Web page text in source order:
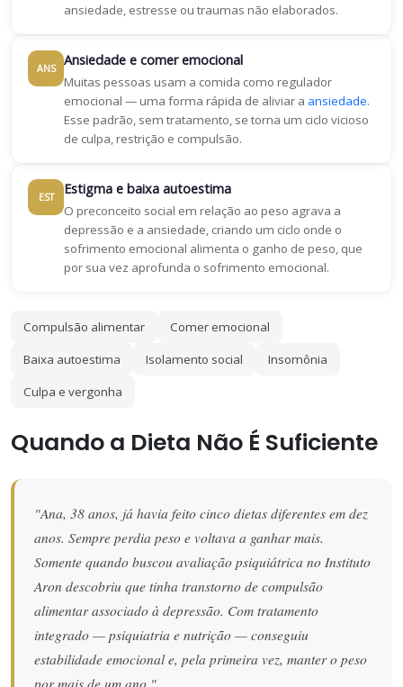
ansiedade, estresse ou traumas não elaborados.
ANS Ansiedade e comer emocional
Muitas pessoas usam a comida como regulador
emocional — uma forma rápida de aliviar a ansiedade.
Esse padrão, sem tratamento, se torna um ciclo vicioso
de culpa, restrição e compulsão.
EST Estigma e baixa autoestima
O preconceito social em relação ao peso agrava a
depressão e a ansiedade, criando um ciclo onde o
sofrimento emocional alimenta o ganho de peso, que
por sua vez aprofunda o sofrimento emocional.
Compulsão alimentar
Comer emocional
Baixa autoestima
Isolamento social
Insomônia
Culpa e vergonha
Quando a Dieta Não É Suficiente
"Ana, 38 anos, já havia feito cinco dietas diferentes em dez
anos. Sempre perdia peso e voltava a ganhar mais.
Somente quando buscou avaliação psiquiátrica no Instituto
Aron descobriu que tinha transtorno de compulsão
alimentar associado à depressão. Com tratamento
integrado — psiquiatria e nutrição — conseguiu
estabilidade emocional e, pela primeira vez, manter o peso
por mais de um ano."